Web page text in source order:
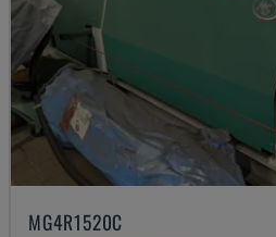
MG4R1520C